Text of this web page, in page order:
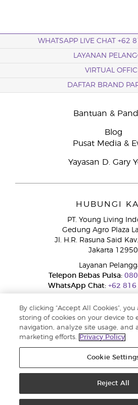
WHATSAPP LIVE CHAT +62
LAYANAN
VIRTUAL
DAFTAR BRAND
Bantuan &
Blog
Pusat Media &
Yayasan D. Gary
HUBUNGI
PT. Young Living
Gedung Agro Plaza
Jl. H.R. Rasuna Said
Jakarta 12950
Layanan
Telepon Bebas Pulsa:
WhatsApp Chat:+62 816
Layanan Pengaduan
Direktorat Jenderal Perlindungan
Kementerian
Nomor WhatsApp Ditjen PTKN
By clicking “Accept All Cookies”,
storing of cookies on your device to
navigation, analyze site usage, and
marketing efforts.
Privacy Policy
Cookie
Reject All